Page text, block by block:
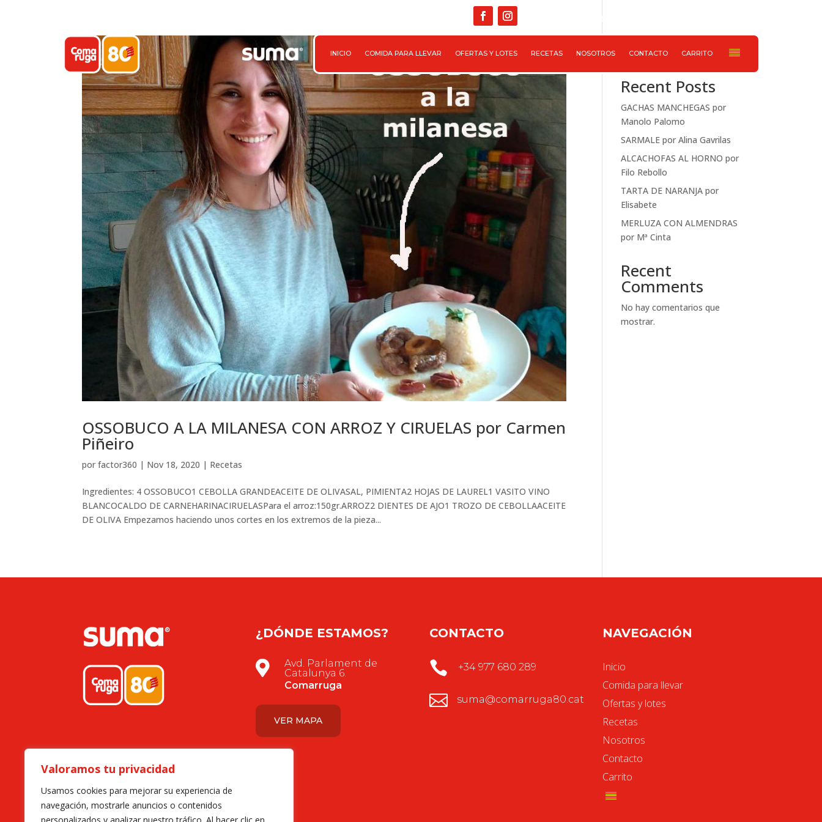
Valoramos tu privacidad
Usamos cookies para mejorar su experiencia de
navegación, mostrarle anuncios o contenidos
Haz ahora tu pedido
INICIO COMIDA PARA LLEVAR OFERTAS Y LOTES RECETAS NOSOTROS CONTACTO CARRITO
OSSOBUCO A LA MILANESA CON ARROZ Y CIRUELAS por Carmen
Piñeiro
porfactor360 | Nov 18, 2020 | Recetas
Ingredientes: 4 OSSOBUCO1 CEBOLLA GRANDEACEITE DE OLIVASAL, PIMIENTA2 HOJAS DE LAUREL1 VASITO VINO
BLANCOCALDO DE CARNEHARINACIRUELASPara el arroz:150gr.ARROZ2 DIENTES DE AJO1 TROZO DE CEBOLLAACEITE
DE OLIVA Empezamos haciendo unos cortes en los extremos de la pieza...
Buscar
Recent Posts
GACHAS MANCHEGAS por
Manolo Palomo
SARMALE por Alina Gavrilas
ALCACHOFAS AL HORNO por
Filo Rebollo
TARTA DE NARANJA por
Elisabete
MERLUZA CON ALMENDRAS
por Mª Cinta
Recent
Comments
No hay comentarios que
mostrar.
¿DÓNDE ESTAMOS?

Avd. Parlament de
Catalunya 6.
Comarruga
VER MAPA
CONTACTO
 +34 977 680 289
 suma@comarruga80.cat
NAVEGACIÓN
Inicio
Comida para llevar
Ofertas y lotes
Recetas
Nosotros
Contacto
Carrito